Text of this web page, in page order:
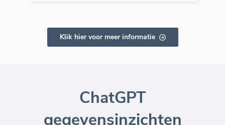
Klik hier voor meer informatie
ChatGPT
gegevensinzichten